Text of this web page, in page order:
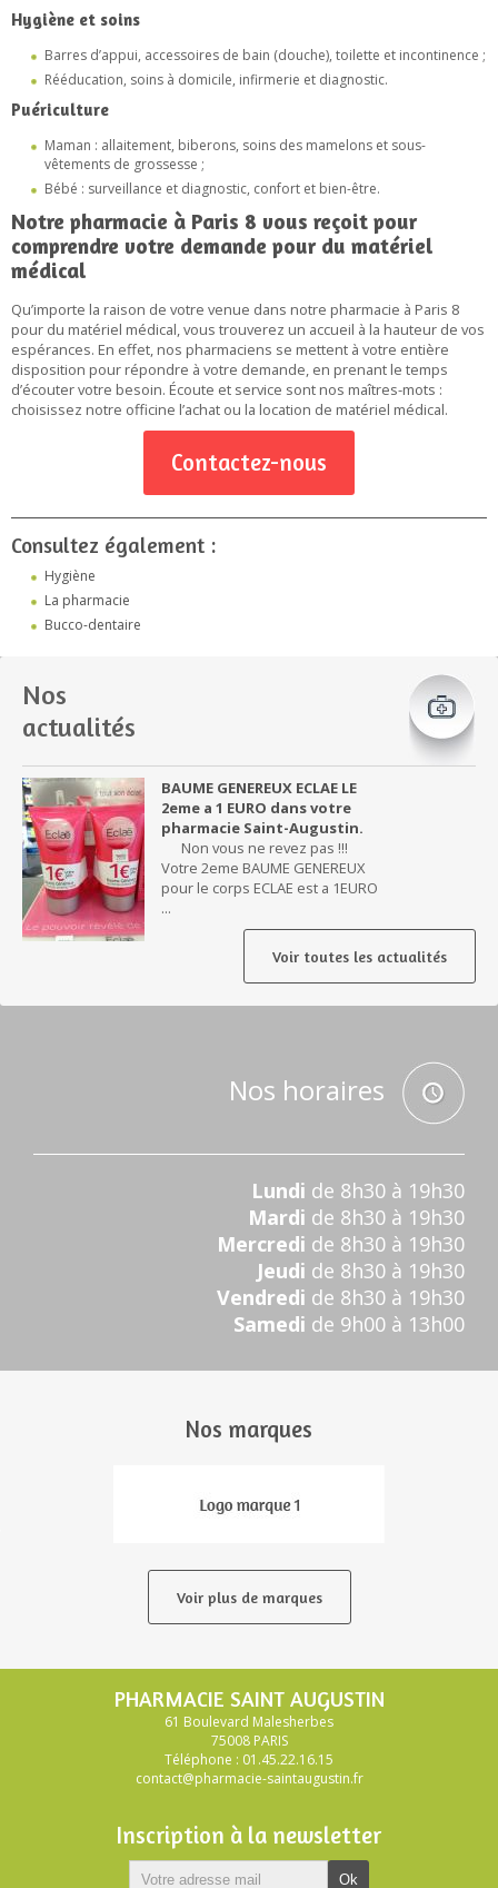
Hygiène et soins
Barres d’appui, accessoires de bain (douche), toilette et incontinence ;
Rééducation, soins à domicile, infirmerie et diagnostic.
Puériculture
Maman : allaitement, biberons, soins des mamelons et sous-
vêtements de grossesse ;
Bébé : surveillance et diagnostic, confort et bien-être.
Notre pharmacie à Paris 8 vous reçoit pour
comprendre votre demande pour du matériel
médical
Qu’importe la raison de votre venue dans notre pharmacie à Paris 8
pour du matériel médical, vous trouverez un accueil à la hauteur de vos
espérances. En effet, nos pharmaciens se mettent à votre entière
disposition pour répondre à votre demande, en prenant le temps
d’écouter votre besoin. Écoute et service sont nos maîtres-mots :
choisissez notre officine l’achat ou la location de matériel médical.
Contactez-nous
Consultez également :
Hygiène
La pharmacie
Bucco-dentaire
Nos
actualités
BAUME GENEREUX ECLAE LE
2eme a 1 EURO dans votre
pharmacie Saint-Augustin.
Non vous ne revez pas !!!
Votre 2eme BAUME GENEREUX
pour le corps ECLAE est a 1EURO
...
Voir toutes les actualités
Nos horaires
Lundi de 8h30 à 19h30
Mardi de 8h30 à 19h30
Mercredi de 8h30 à 19h30
Jeudi de 8h30 à 19h30
Vendredi de 8h30 à 19h30
Samedi de 9h00 à 13h00
Nos marques
Voir plus de marques
PHARMACIE SAINT AUGUSTIN
61 Boulevard Malesherbes
75008 PARIS
Téléphone : 01.45.22.16.15
contact@pharmacie-saintaugustin.fr
Inscription à la newsletter